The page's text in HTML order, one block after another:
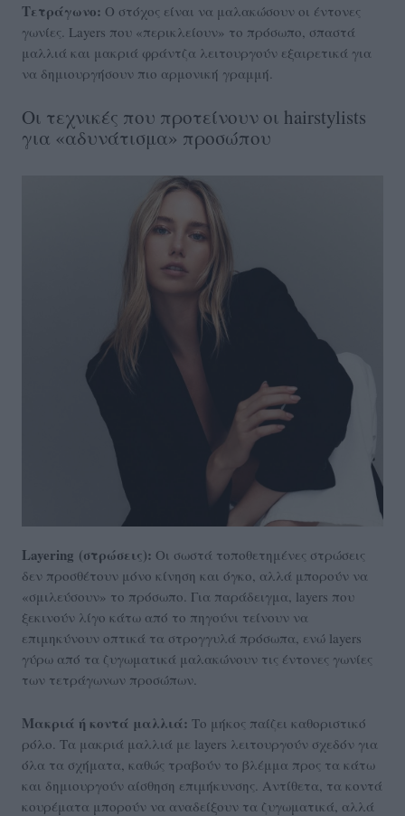
Τετράγωνο: Ο στόχος είναι να μαλακώσουν οι έντονες
γωνίες. Layers που «περικλείουν» το πρόσωπο, σπαστά
μαλλιά και μακριά φράντζα λειτουργούν εξαιρετικά για
να δημιουργήσουν πιο αρμονική γραμμή.
Οι τεχνικές που προτείνουν οι hairstylists
για «αδυνάτισμα» προσώπου
Layering (στρώσεις): Οι σωστά τοποθετημένες στρώσεις
δεν προσθέτουν μόνο κίνηση και όγκο, αλλά μπορούν να
«σμιλεύσουν» το πρόσωπο. Για παράδειγμα, layers που
ξεκινούν λίγο κάτω από το πηγούνι τείνουν να
επιμηκύνουν οπτικά τα στρογγυλά πρόσωπα, ενώ layers
γύρω από τα ζυγωματικά μαλακώνουν τις έντονες γωνίες
των τετράγωνων προσώπων.
Μακριά ή κοντά μαλλιά: Το μήκος παίζει καθοριστικό
ρόλο. Τα μακριά μαλλιά με layers λειτουργούν σχεδόν για
όλα τα σχήματα, καθώς τραβούν το βλέμμα προς τα κάτω
και δημιουργούν αίσθηση επιμήκυνσης. Αντίθετα, τα κοντά
κουρέματα μπορούν να αναδείξουν τα ζυγωματικά, αλλά